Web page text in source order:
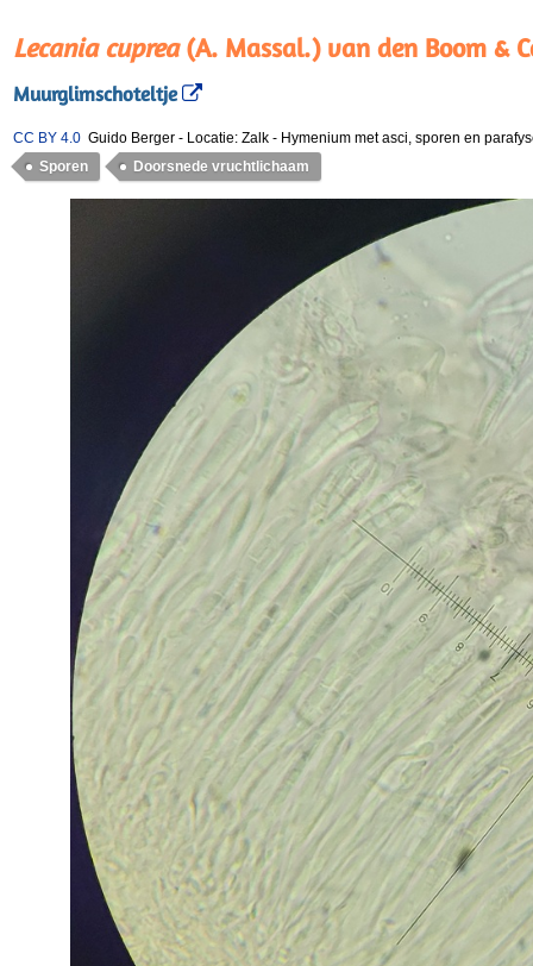
Lecania cuprea(A. Massal.) van den Boom &
Muurglimschoteltje
CC BY 4.0 Guido Berger - Locatie: Zalk - Hymenium met asci, sporen en
Sporen
Doorsnede vruchtlichaam